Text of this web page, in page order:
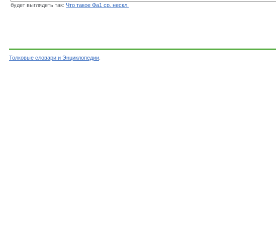
будет выглядеть так: Что такое Фа1 ср. нескл.
Толковые словари и Энциклопедии